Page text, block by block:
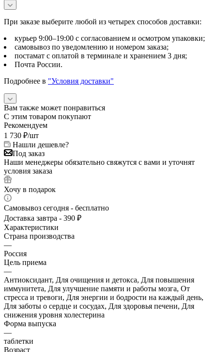
При заказе выберите любой из четырех способов доставки:
курьер 9:00–19:00 с согласованием и осмотром упаковки;
самовывоз по уведомлению и номером заказа;
постамат с оплатой в терминале и хранением 3 дня;
Почта России.
Подробнее в "Условия доставки"
Вам также может понравиться
С этим товаром покупают
Рекомендуем
1 730 ₽/шт
Нашли дешевле?
Под заказ
Наши менеджеры обязательно свяжутся с вами и уточнят
условия заказа
Хочу в подарок
Самовывоз сегодня - бесплатно
Доставка завтра - 390 ₽
Характеристики
Страна производства
—
Россия
Цель приема
—
Антиоксидант, Для очищения и детокса, Для повышения
иммунитета, Для улучшение памяти и работы мозга, От
стресса и тревоги, Для энергии и бодрости на каждый день,
Для заботы о сердце и сосудах, Для здоровья печени, Для
снижения уровня холестерина
Форма выпуска
—
таблетки
Возраст